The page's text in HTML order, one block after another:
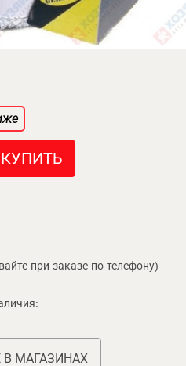
КУПИТЬ
при заказе по телефону)
В МАГАЗИНАХ